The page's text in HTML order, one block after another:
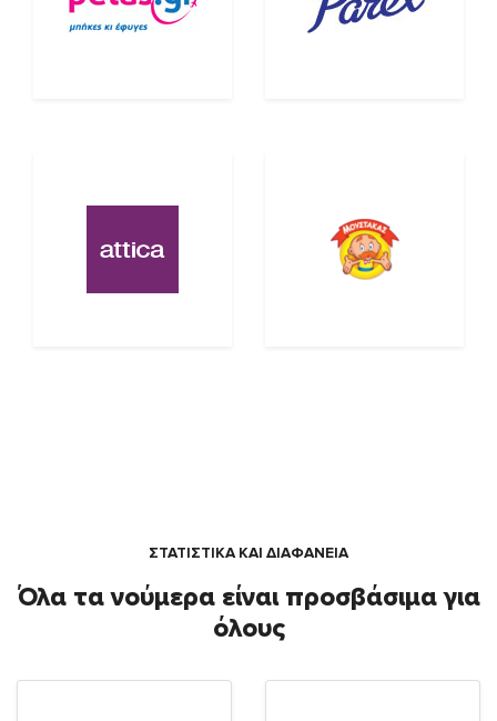
ΣΤΑΤΙΣΤΙΚΑ ΚΑΙ ΔΙΑΦΑΝΕΙΑ
Όλα τα νούμερα είναι προσβάσιμα για
όλους